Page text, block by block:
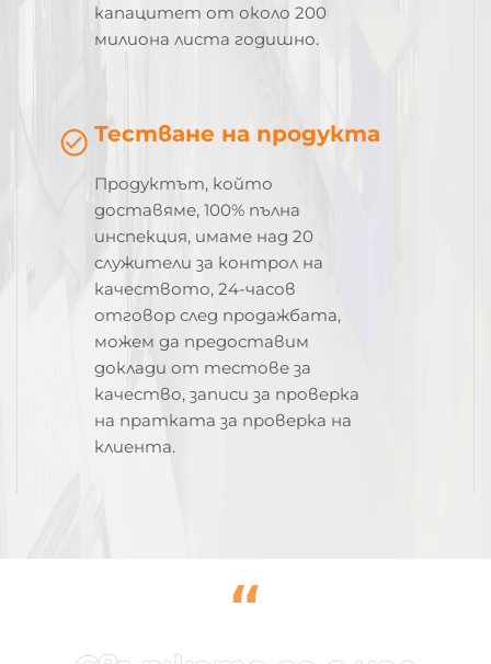
капацитет от около 200
милиона листа годишно.
Тестване на продукта
Продуктът, който
доставяме, 100% пълна
инспекция, имаме над 20
служители за контрол на
качеството, 24-часов
отговор след продажбата,
можем да предоставим
доклади от тестове за
качество, записи за проверка
на пратката за проверка на
клиента.
“